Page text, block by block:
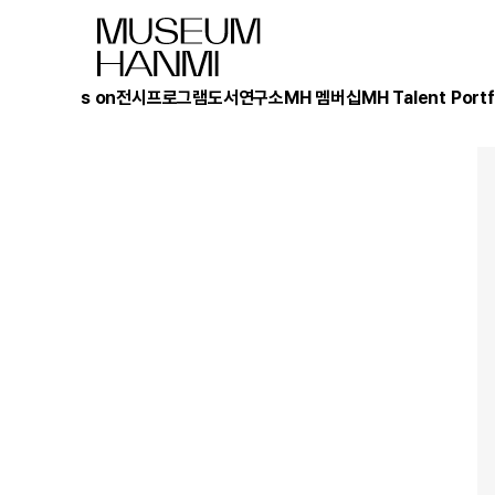
What's on전시 프로그램도서 연구소MH 멤버십MH Talent